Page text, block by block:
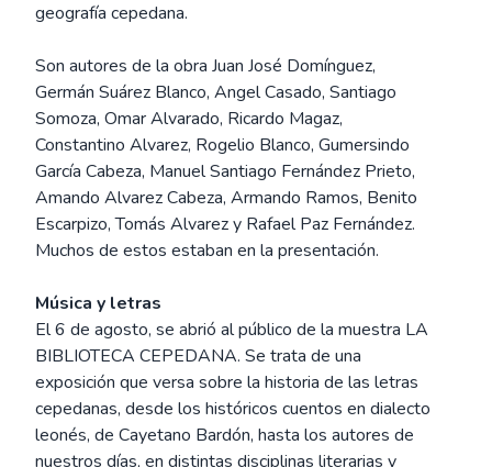
geografía cepedana.
Son autores de la obra Juan José Domínguez,
Germán Suárez Blanco, Angel Casado, Santiago
Somoza, Omar Alvarado, Ricardo Magaz,
Constantino Alvarez, Rogelio Blanco, Gumersindo
García Cabeza, Manuel Santiago Fernández Prieto,
Amando Alvarez Cabeza, Armando Ramos, Benito
Escarpizo, Tomás Alvarez y Rafael Paz Fernández.
Muchos de estos estaban en la presentación.
Música y letras
El 6 de agosto, se abrió al público de la muestra LA
BIBLIOTECA CEPEDANA. Se trata de una
exposición que versa sobre la historia de las letras
cepedanas, desde los históricos cuentos en dialecto
leonés, de Cayetano Bardón, hasta los autores de
nuestros días, en distintas disciplinas literarias y